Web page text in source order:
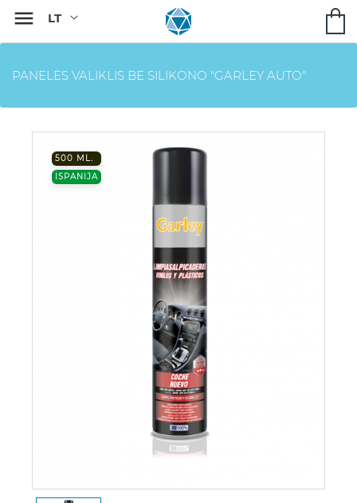

PANELĖS VALIKLIS BE SILIKONO "GARLEY AUTO"
500 ML.
ISPANIJA